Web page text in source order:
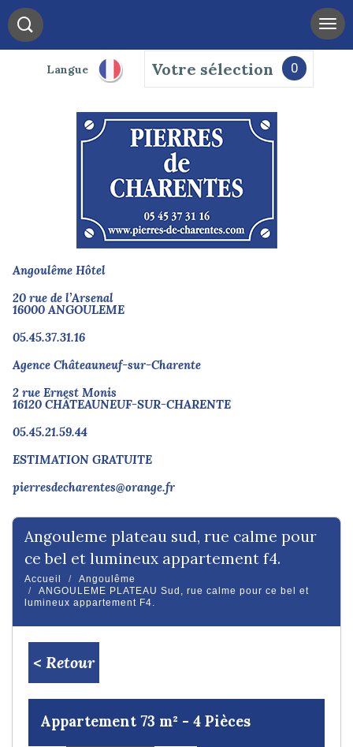
Langue Votre sélection 0
Angoulême Hôtel
20 rue de l’Arsenal
16000 ANGOULEME
05.45.37.31.16
Agence Châteauneuf-sur-Charente
2 rue Ernest Monis
16120 CHÂTEAUNEUF-SUR-CHARENTE
05.45.21.59.44
ESTIMATION GRATUITE
pierresdecharentes@orange.fr
angouleme plateau sud, rue calme pour
ce bel et lumineux appartement f4.
Accueil
Angoulême
ANGOULEME PLATEAU Sud, rue calme pour ce bel et
lumineux appartement F4.
< Retour
Appartement 73 m² - 4 Pièces